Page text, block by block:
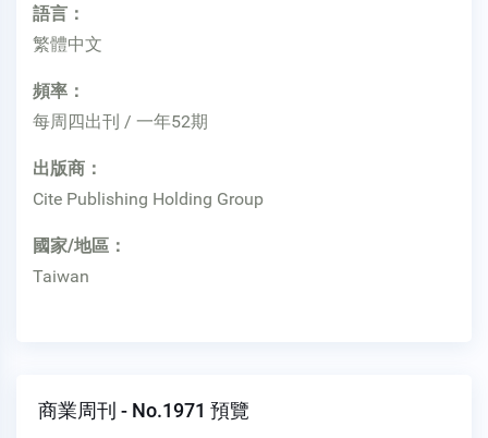
語言：
繁體中文
頻率：
每周四出刊 / 一年52期
出版商：
Cite Publishing Holding Group
國家/地區：
Taiwan
商業周刊 - No.1971 預覽